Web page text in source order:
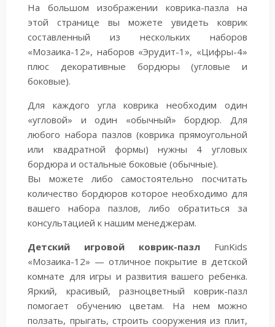
На большом изображении коврика-пазла на
этой странице вы можете увидеть коврик
составленный из нескольких наборов
«Мозаика-12», наборов «Эрудит-1», «Цифры-4»
плюс декоративные бордюры (угловые и
боковые).
Для каждого угла коврика необходим один
«угловой» и один «обычный» бордюр. Для
любого набора пазлов (коврика прямоугольной
или квадратной формы) нужны 4 угловых
бордюра и остальные боковые (обычные).
Вы можете либо самостоятельно посчитать
количество бордюров которое необходимо для
вашего набора пазлов, либо обратиться за
консультацией к нашим менеджерам.
Детский игровой коврик-пазлFunKids
«Мозаика-12» — отличное покрытие в детской
комнате для игры и развития вашего ребенка.
Яркий, красивый, разноцветный коврик-пазл
помогает обучению цветам. На нем можно
ползать, прыгать, строить сооружения из плит,